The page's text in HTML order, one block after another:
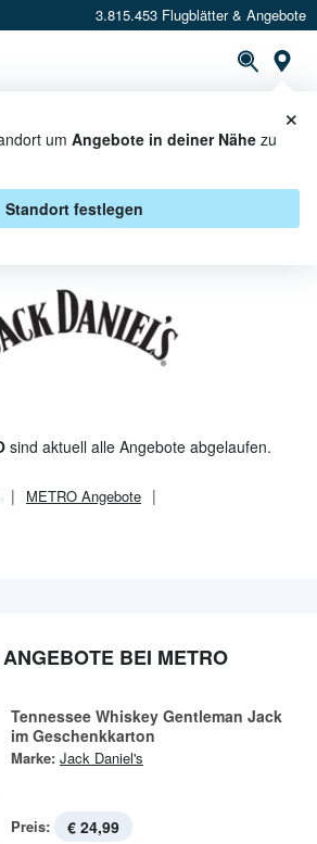
3.815.453 Flugblätter & Angebote
um Angebote in deiner Nähe zu
Standort festlegen
×
BEI METRO -
AKTIONEN
sind aktuell alle Angebote abgelaufen.
METRO Angebote
BEI METRO
Tennessee Whiskey Gentleman Jack
im Geschenkkarton
Marke: Jack Daniel's
Preis: € 24,99